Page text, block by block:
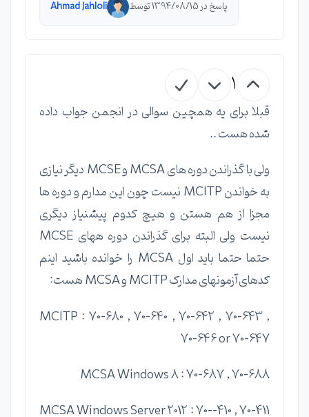
پاسخ در 1394/08/15 توسط Ahmad Jahloli
1
قبلا برای یه همچین سوالی در انجمن جواب داده
شده هست ..
ولی با گذراندن دوره های MCSA و MCSE دیگر نیازی
به خواندن MCITP نیست چون این مدارم و دوره ها
مجزا از هم هستن و هیچ کدوم پیشنیاز دیگری
نیست ولی البته برای گذراندن دوره ههای MCSE
حتما حتما باید اول MCSA را خوانده باشید اینم
کدهای آزمونهای مدارک MCITP و MCSA هست:
MCITP : 70-680 , 70-640 , 70-642 , 70-643 ,
70-646 or 70-647
MCSA Windows 8 : 70-687 , 70-688
MCSA Windows Server 2012 : 70--410 , 70-411